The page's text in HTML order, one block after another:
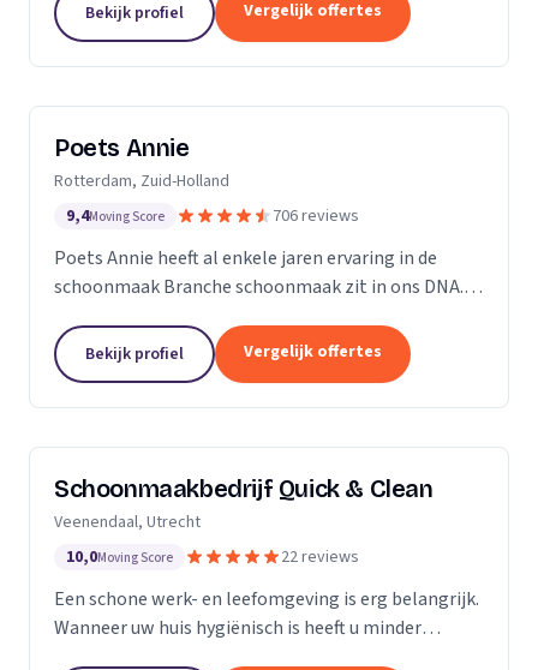
dakgoten...
Bekijk profiel Vergelijk offertes
Poets Annie
Rotterdam, Zuid-Holland
9,4Moving Score 706 reviews
Poets Annie heeft al enkele jaren ervaring in de
schoonmaak Branche schoonmaak zit in ons DNA.
Kantoor panden Scholen Zwembaden Vakantie
parkeren Traphuizen...
Bekijk profiel Vergelijk offertes
Schoonmaakbedrijf Quick & Clean
Veenendaal, Utrecht
10,0Moving Score 22 reviews
Een schone werk- en leefomgeving is erg belangrijk.
Wanneer uw huis hygiënisch is heeft u minder